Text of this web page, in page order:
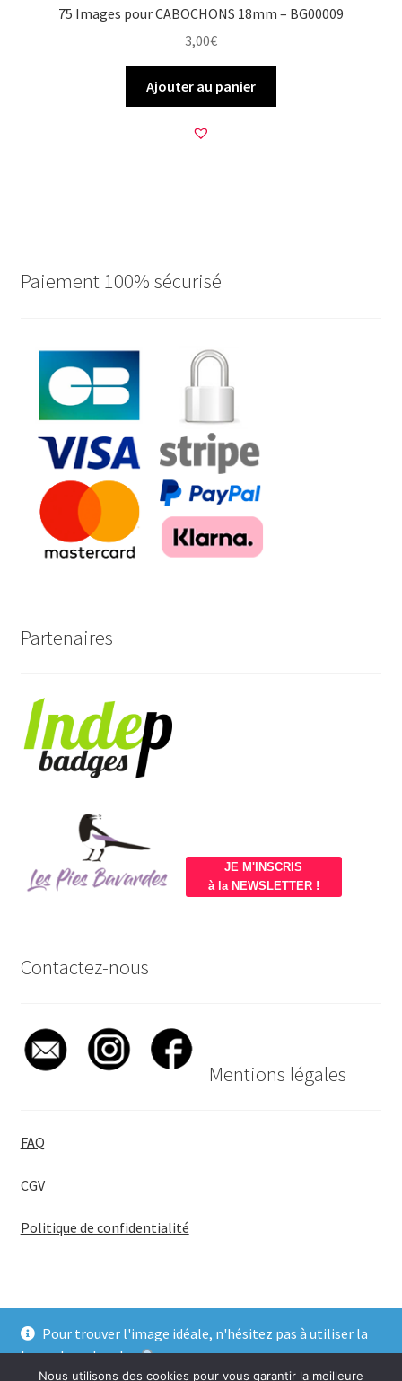
Pour trouver l'image idéale, n'hésitez pas à utiliser la
barre de recherche
75 Images pour CABOCHONS 18mm – BG00009
3,00€
Ajouter au panier
Paiement 100% sécurisé
Partenaires
JE M'INSCRIS
à la NEWSLETTER !
Contactez-nous
Mentions légales
FAQ
CGV
Politique de confidentialité
© BadgeGirl® 2026
Nous utilisons des cookies pour vous garantir la meilleure